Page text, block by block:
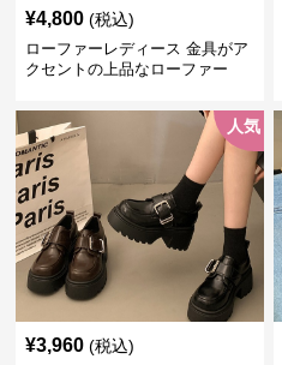
¥4,800 (税込)
ローファーレディース 金具がア
クセントの上品なローファー
人気
¥3,960 (税込)